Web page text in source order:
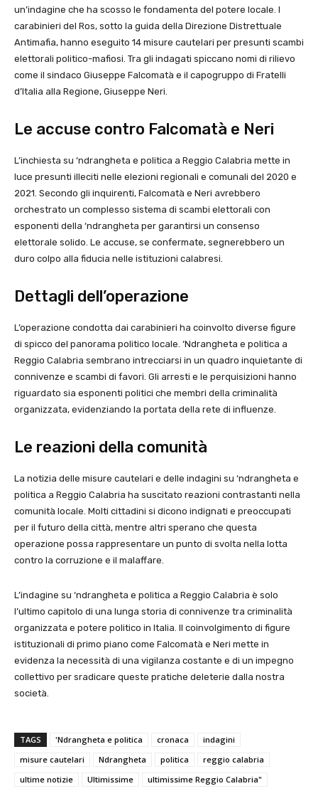
un’indagine che ha scosso le fondamenta del potere locale. I
carabinieri del Ros, sotto la guida della Direzione Distrettuale
Antimafia, hanno eseguito 14 misure cautelari per presunti scambi
elettorali politico-mafiosi. Tra gli indagati spiccano nomi di rilievo
come il sindaco Giuseppe Falcomatà e il capogruppo di Fratelli
d’Italia alla Regione, Giuseppe Neri.
Le accuse contro Falcomatà e Neri
L’inchiesta su ‘ndrangheta e politica a Reggio Calabria mette in
luce presunti illeciti nelle elezioni regionali e comunali del 2020 e
2021. Secondo gli inquirenti, Falcomatà e Neri avrebbero
orchestrato un complesso sistema di scambi elettorali con
esponenti della ‘ndrangheta per garantirsi un consenso
elettorale solido. Le accuse, se confermate, segnerebbero un
duro colpo alla fiducia nelle istituzioni calabresi.
Dettagli dell’operazione
L’operazione condotta dai carabinieri ha coinvolto diverse figure
di spicco del panorama politico locale. ‘Ndrangheta e politica a
Reggio Calabria sembrano intrecciarsi in un quadro inquietante di
connivenze e scambi di favori. Gli arresti e le perquisizioni hanno
riguardato sia esponenti politici che membri della criminalità
organizzata, evidenziando la portata della rete di influenze.
Le reazioni della comunità
La notizia delle misure cautelari e delle indagini su ‘ndrangheta e
politica a Reggio Calabria ha suscitato reazioni contrastanti nella
comunità locale. Molti cittadini si dicono indignati e preoccupati
per il futuro della città, mentre altri sperano che questa
operazione possa rappresentare un punto di svolta nella lotta
contro la corruzione e il malaffare.
L’indagine su ‘ndrangheta e politica a Reggio Calabria è solo
l’ultimo capitolo di una lunga storia di connivenze tra criminalità
organizzata e potere politico in Italia. Il coinvolgimento di figure
istituzionali di primo piano come Falcomatà e Neri mette in
evidenza la necessità di una vigilanza costante e di un impegno
collettivo per sradicare queste pratiche deleterie dalla nostra
società.
TAGS 'Ndrangheta e politica cronaca
indagini
misure cautelari
Ndrangheta politica
reggio calabria
ultime notizie
Ultimissime ultimissime Reggio Calabria"